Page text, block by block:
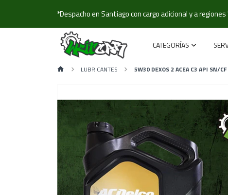
*Despacho en Santiago con cargo adicional y a
CATEGORÍAS
LUBRICANTES 5W30 DEXOS 2 ACEA C3 API SN/